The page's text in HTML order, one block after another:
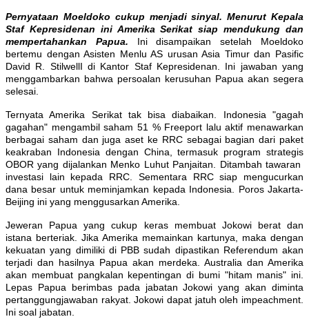
Pernyataan Moeldoko cukup menjadi sinyal. Menurut Kepala
Staf Kepresidenan ini Amerika Serikat siap mendukung dan
mempertahankan Papua. Ini disampaikan setelah Moeldoko
bertemu dengan Asisten Menlu AS urusan Asia Timur dan Pasific
David R. StilwellI di Kantor Staf Kepresidenan. Ini jawaban yang
menggambarkan bahwa persoalan kerusuhan Papua akan segera
selesai.
Ternyata Amerika Serikat tak bisa diabaikan. Indonesia "gagah
gagahan" mengambil saham 51 % Freeport lalu aktif menawarkan
berbagai saham dan juga aset ke RRC sebagai bagian dari paket
keakraban Indonesia dengan China, termasuk program strategis
OBOR yang dijalankan Menko Luhut Panjaitan. Ditambah tawaran
investasi lain kepada RRC. Sementara RRC siap mengucurkan
dana besar untuk meminjamkan kepada Indonesia. Poros Jakarta-
Beijing ini yang menggusarkan Amerika.
Jeweran Papua yang cukup keras membuat Jokowi berat dan
istana berteriak. Jika Amerika memainkan kartunya, maka dengan
kekuatan yang dimiliki di PBB sudah dipastikan Referendum akan
terjadi dan hasilnya Papua akan merdeka. Australia dan Amerika
akan membuat pangkalan kepentingan di bumi "hitam manis" ini.
Lepas Papua berimbas pada jabatan Jokowi yang akan diminta
pertanggungjawaban rakyat. Jokowi dapat jatuh oleh impeachment.
Ini soal jabatan.